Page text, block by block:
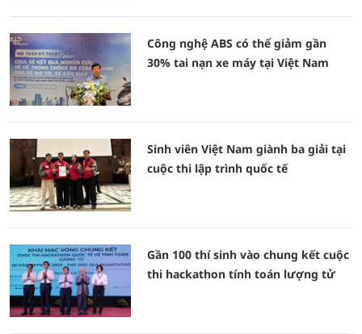
Công nghệ ABS có thể giảm gần
30% tai nạn xe máy tại Việt Nam
Sinh viên Việt Nam giành ba giải tại
cuộc thi lập trình quốc tế
Gần 100 thí sinh vào chung kết cuộc
thi hackathon tính toán lượng tử